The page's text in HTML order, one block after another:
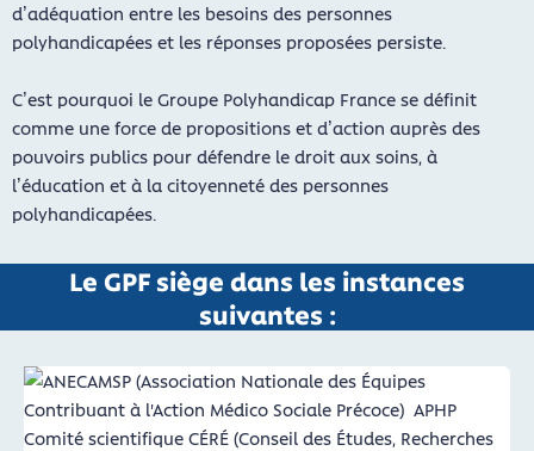
d’adéquation entre les besoins des personnes
polyhandicapées et les réponses proposées persiste.
C’est pourquoi le Groupe Polyhandicap France se définit
comme une force de propositions et d’action auprès des
pouvoirs publics pour défendre le droit aux soins, à
l’éducation et à la citoyenneté des personnes
polyhandicapées.
Le GPF siège dans les instances
suivantes :